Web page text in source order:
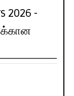
2026 -